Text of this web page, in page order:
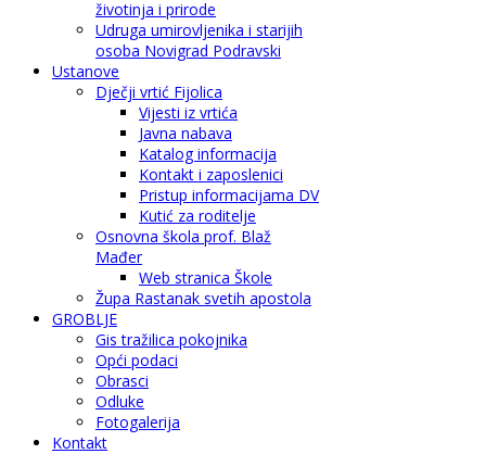
životinja i prirode
Udruga umirovljenika i starijih
osoba Novigrad Podravski
Ustanove
Dječji vrtić Fijolica
Vijesti iz vrtića
Javna nabava
Katalog informacija
Kontakt i zaposlenici
Pristup informacijama DV
Kutić za roditelje
Osnovna škola prof. Blaž
Mađer
Web stranica Škole
Župa Rastanak svetih apostola
GROBLJE
Gis tražilica pokojnika
Opći podaci
Obrasci
Odluke
Fotogalerija
Kontakt